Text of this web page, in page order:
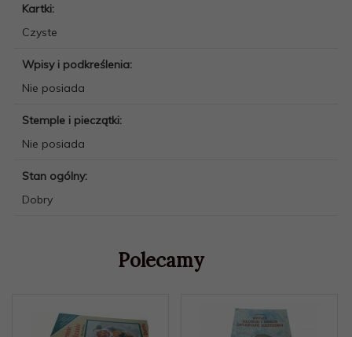
Kartki:
Czyste
Wpisy i podkreślenia:
Nie posiada
Stemple i pieczątki:
Nie posiada
Stan ogólny:
Dobry
Polecamy